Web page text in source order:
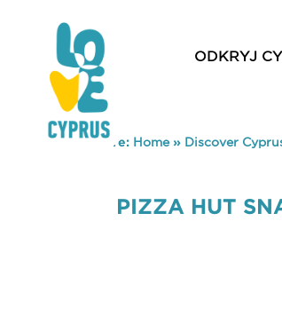
ODKRYJ
You are here: Home» Discover
PIZZA HUT